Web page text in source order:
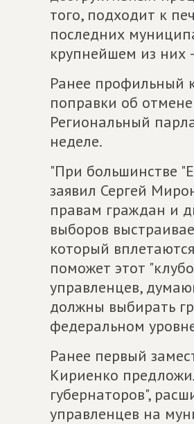
того, подходит к
последних
крупнейшем из них
Ранее профильный
поправки об
Региональный
неделе.
"При большинстве
заявил Сергей
правам граждан и
выборов
который
поможет этот
управленцев,
должны выбирать
федеральном
Ранее первый
Кириенко
губернаторов",
управленцев на